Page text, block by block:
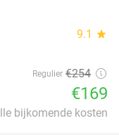
9.1 star
Regulier €254
€169
bijkomende kosten